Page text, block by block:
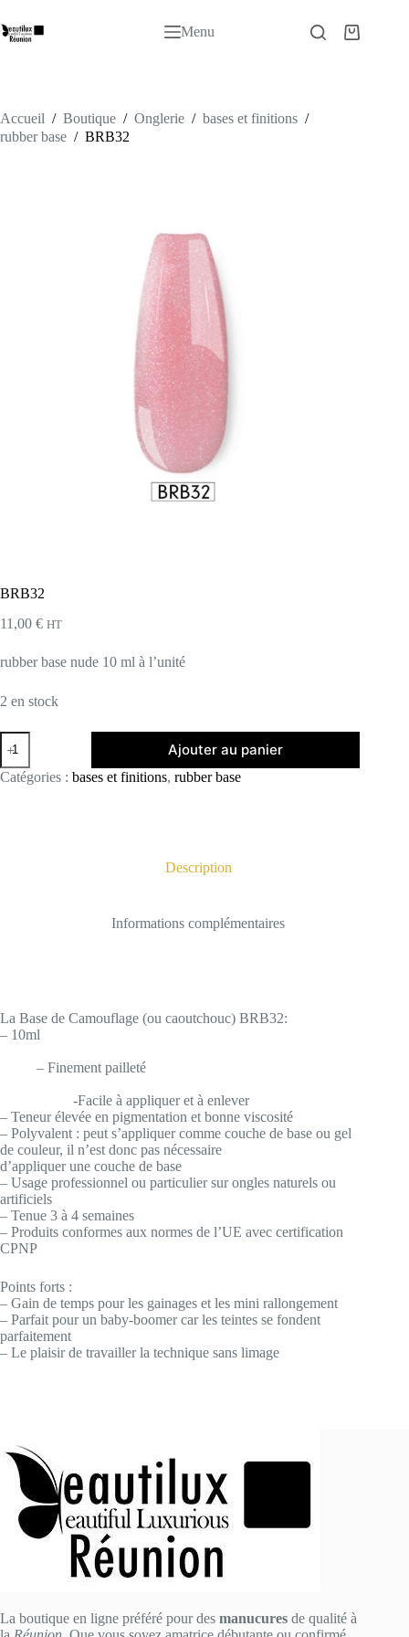
au
contenu
Menu
Panier
Accueil / Boutique / Onglerie / bases et finitions /
rubber base / BRB32
BRB32
11,00 € HT
rubber base nude 10 ml à l’unité
2 en stock
quantité
de
BRB32
Ajouter au panier
Catégories : bases et finitions, rubber base
Description
Informations complémentaires
La Base de Camouflage (ou caoutchouc) BRB32:
– 10ml
– Finement pailleté
-Facile à appliquer et à enlever
– Teneur élevée en pigmentation et bonne viscosité
– Polyvalent : peut s’appliquer comme couche de base ou gel
de couleur, il n’est donc pas nécessaire
d’appliquer une couche de base
– Usage professionnel ou particulier sur ongles naturels ou
artificiels
– Tenue 3 à 4 semaines
– Produits conformes aux normes de l’UE avec certification
CPNP
Points forts :
– Gain de temps pour les gainages et les mini rallongement
– Parfait pour un baby-boomer car les teintes se fondent
parfaitement
– Le plaisir de travailler la technique sans limage
La boutique en ligne préféré pour des manucures de qualité à